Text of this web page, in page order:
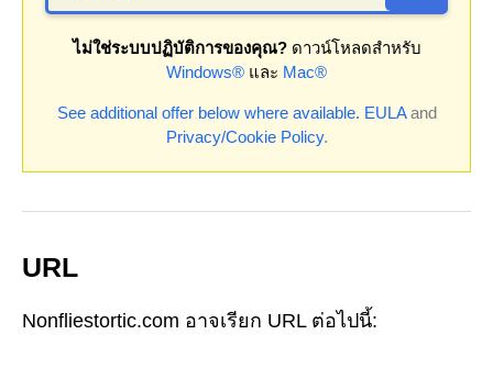
ไม่ใช่ระบบปฏิบัติการของคุณ?ดาวน์โหลดสำหรับ
Windows® และ Mac®
See additional offer below where available. EULAand
Privacy/Cookie Policy.
URL
Nonfliestortic.com อาจเรียก URL ต่อไปนี้: